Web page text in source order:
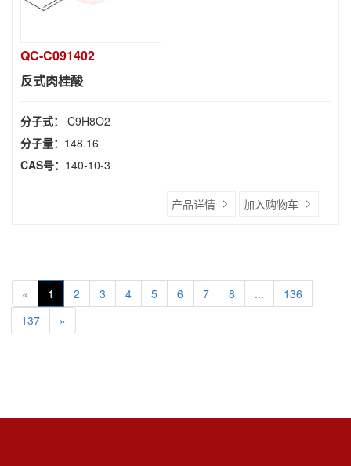
QC-C091402
反式肉桂酸
分子式： C9H8O2
分子量： 148.16
CAS号： 140-10-3
产品详情 加入购物车
« 1 2 3 4 5 6 7 8 ...
136
137
»